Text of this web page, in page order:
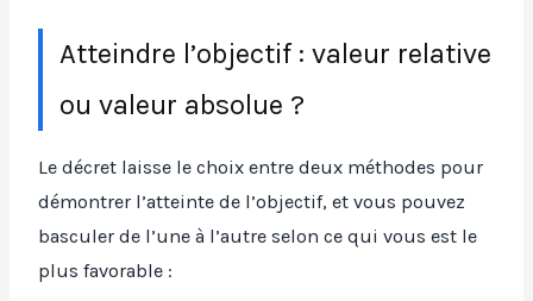
Atteindre l’objectif : valeur relative
ou valeur absolue ?
Le décret laisse le choix entre deux méthodes pour
démontrer l’atteinte de l’objectif, et vous pouvez
basculer de l’une à l’autre selon ce qui vous est le
plus favorable :